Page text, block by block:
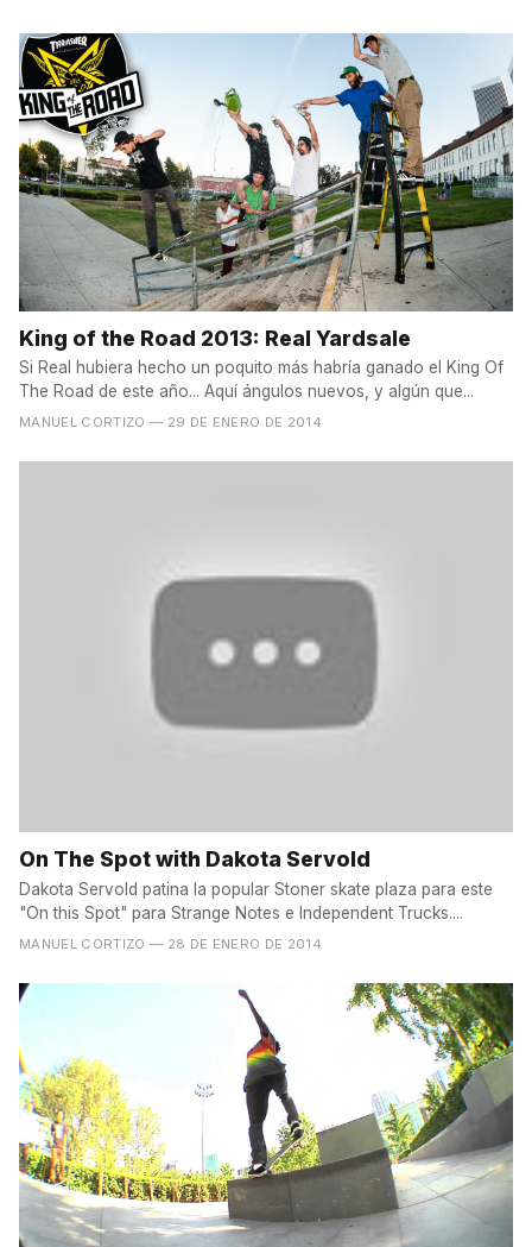
King of the Road 2013: Real Yardsale
Si Real hubiera hecho un poquito más habría ganado el King Of
The Road de este año... Aquí ángulos nuevos, y algún que...
MANUEL CORTIZO — 29 DE ENERO DE 2014
On The Spot with Dakota Servold
Dakota Servold patina la popular Stoner skate plaza para este
"On this Spot" para Strange Notes e Independent Trucks....
MANUEL CORTIZO — 28 DE ENERO DE 2014